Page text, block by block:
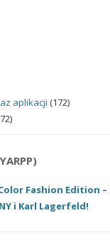
aplikacji (172)
Fashion Edition
i Karl Lagerfeld!